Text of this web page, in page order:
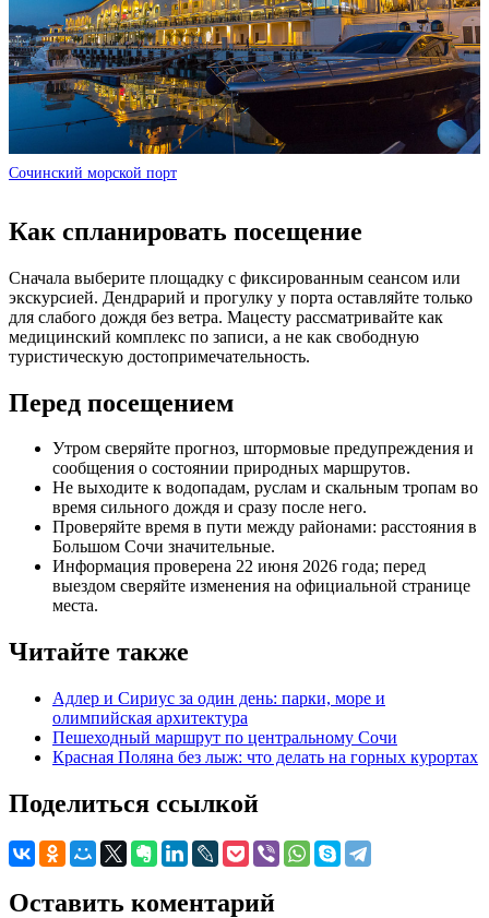
Сочинский морской порт
Как спланировать посещение
Сначала выберите площадку с фиксированным сеансом или
экскурсией. Дендрарий и прогулку у порта оставляйте только
для слабого дождя без ветра. Мацесту рассматривайте как
медицинский комплекс по записи, а не как свободную
туристическую достопримечательность.
Перед посещением
Утром сверяйте прогноз, штормовые предупреждения и
сообщения о состоянии природных маршрутов.
Не выходите к водопадам, руслам и скальным тропам во
время сильного дождя и сразу после него.
Проверяйте время в пути между районами: расстояния в
Большом Сочи значительные.
Информация проверена 22 июня 2026 года; перед
выездом сверяйте изменения на официальной странице
места.
Читайте также
Адлер и Сириус за один день: парки, море и
олимпийская архитектура
Пешеходный маршрут по центральному Сочи
Красная Поляна без лыж: что делать на горных курортах
Поделиться ссылкой
Оставить коментарий